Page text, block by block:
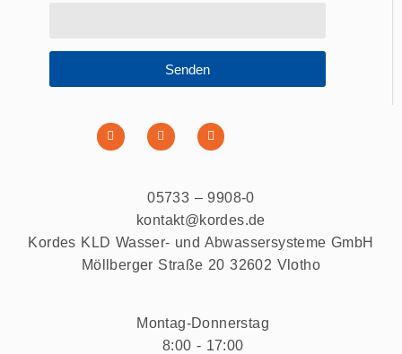
Senden
05733 – 9908-0
kontakt@kordes.de
Kordes KLD Wasser- und Abwassersysteme GmbH
Möllberger Straße 20 32602 Vlotho
Montag-Donnerstag
8:00 - 17:00